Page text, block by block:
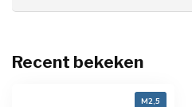
Recent bekeken
M2,5